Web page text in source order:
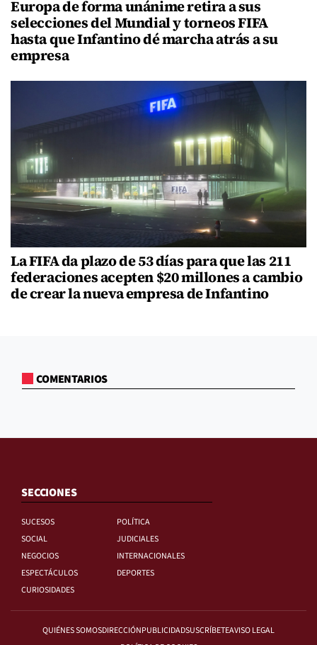
Europa de forma unánime retira a sus
selecciones del Mundial y torneos FIFA
hasta que Infantino dé marcha atrás a su
empresa
La FIFA da plazo de 53 días para que las 211
federaciones acepten $20 millones a cambio
de crear la nueva empresa de Infantino
COMENTARIOS
SECCIONES
SUCESOS
POLÍTICA
SOCIAL
JUDICIALES
NEGOCIOS
INTERNACIONALES
ESPECTÁCULOS
DEPORTES
CURIOSIDADES
QUIÉNES SOMOSDIRECCIÓNPUBLICIDADSUSCRÍBETEAVISO LEGAL